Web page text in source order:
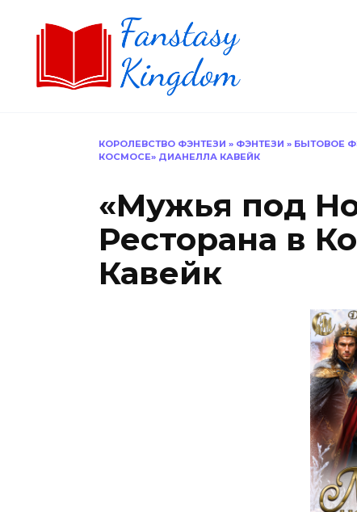
КОРОЛЕВСТВО ФЭНТЕЗИ » ФЭНТЕЗИ » БЫТОВОЕ
КОСМОСЕ» ДИАНЕЛЛА КАВЕЙК
«Мужья под
Ресторана в
Кавейк